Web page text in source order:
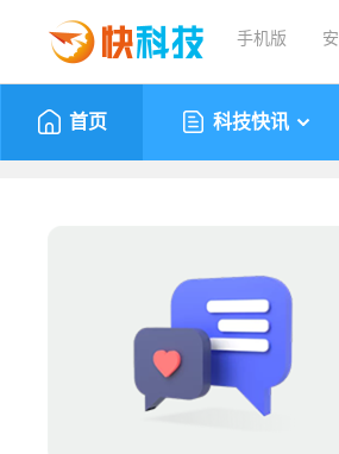
手机版
首页 科技快讯